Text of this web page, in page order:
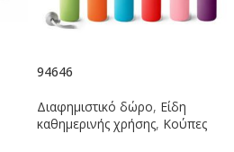
94646
Διαφημιστικό δώρο, Είδη
καθημερινής χρήσης, Κούπες